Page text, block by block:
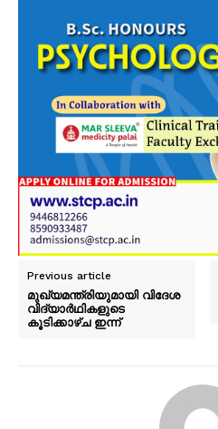
Previous article
മുഖ്യമന്ത്രിയുമായി വിദേശ
വിദ്യാർഥികളുടെ
കൂടിക്കാഴ്ച ഇന്ന്